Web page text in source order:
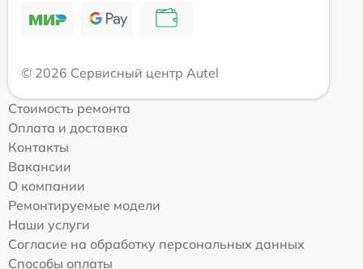
© 2026 Сервисный центр Autel
Стоимость ремонта
Оплата и доставка
Контакты
Вакансии
О компании
Ремонтируемые модели
Наши услуги
Согласие на обработку персональных данных
Способы оплаты